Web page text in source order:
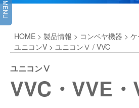
ヒント集
GTPシステム
仕分けシステム
飲料
通販
食品
代表あいさつ
企業理念
会社概要
採用情報
ショールーム
オークラミュージアム
新着情報
MENU
HOME > 製品情報 > コンベヤ機器 >
ユニコンV > ユニコンⅤ / VVC
ユニコンⅤ
VVC・VVE・